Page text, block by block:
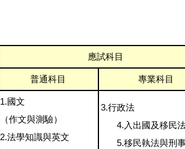
應試科目
普通科目 專業科目
1.國文
（作文與測驗）
2.法學知識與英文
3.行政法
4.入出國及移民
5.移民執法與刑